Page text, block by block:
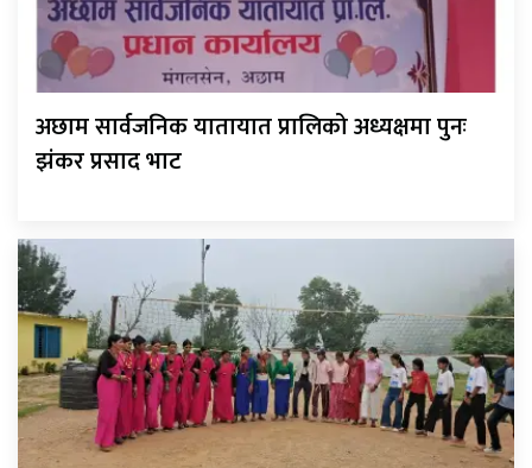
अछाम सार्वजनिक यातायात प्रालिको अध्यक्षमा पुनः
झंकर प्रसाद भाट